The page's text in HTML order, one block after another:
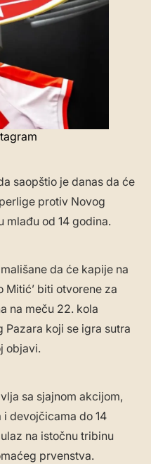
saopštio je danas da će
protiv Novog
mlađu od 14 godina.
da će kapije na
Mitić’ biti otvorene za
na meču 22. kola
koji se igra sutra
objavi.
sa sjajnom akcijom,
devojčicama do 14
na istočnu tribinu
prvenstva.